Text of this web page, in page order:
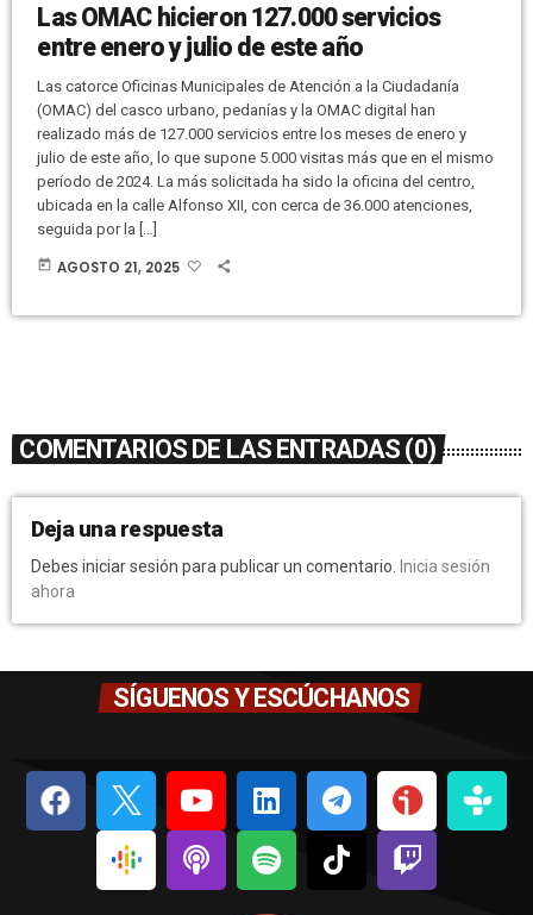
Las OMAC hicieron 127.000 servicios
entre enero y julio de este año
Las catorce Oficinas Municipales de Atención a la Ciudadanía
(OMAC) del casco urbano, pedanías y la OMAC digital han
realizado más de 127.000 servicios entre los meses de enero y
julio de este año, lo que supone 5.000 visitas más que en el mismo
período de 2024. La más solicitada ha sido la oficina del centro,
ubicada en la calle Alfonso XII, con cerca de 36.000 atenciones,
seguida por la […]
today AGOSTO 21, 2025
COMENTARIOS DE LAS ENTRADAS (0)
Deja una respuesta
Debes iniciar sesión para publicar un comentario.
Inicia sesión
ahora
SÍGUENOS Y ESCÚCHANOS